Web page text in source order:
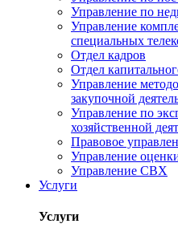
Управление по
Управление
специальных
Отдел кадров
Отдел
Управление
закупочной
Управление по
хозяйственной
Правовое
Управление
Управление СВХ
Услуги
Услуги